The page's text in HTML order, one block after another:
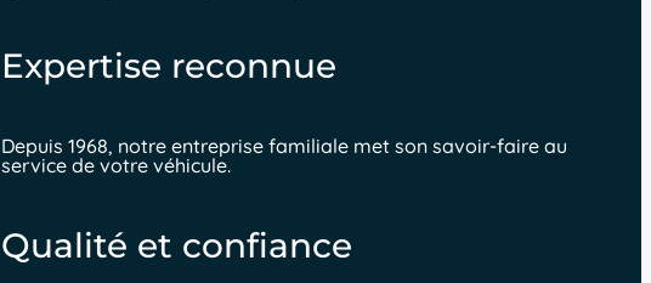
Expertise reconnue
Depuis 1968, notre entreprise familiale met son savoir-faire au
service de votre véhicule.
Qualité et confiance